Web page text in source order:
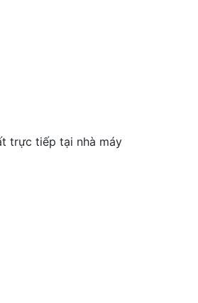
trực tiếp tại nhà máy